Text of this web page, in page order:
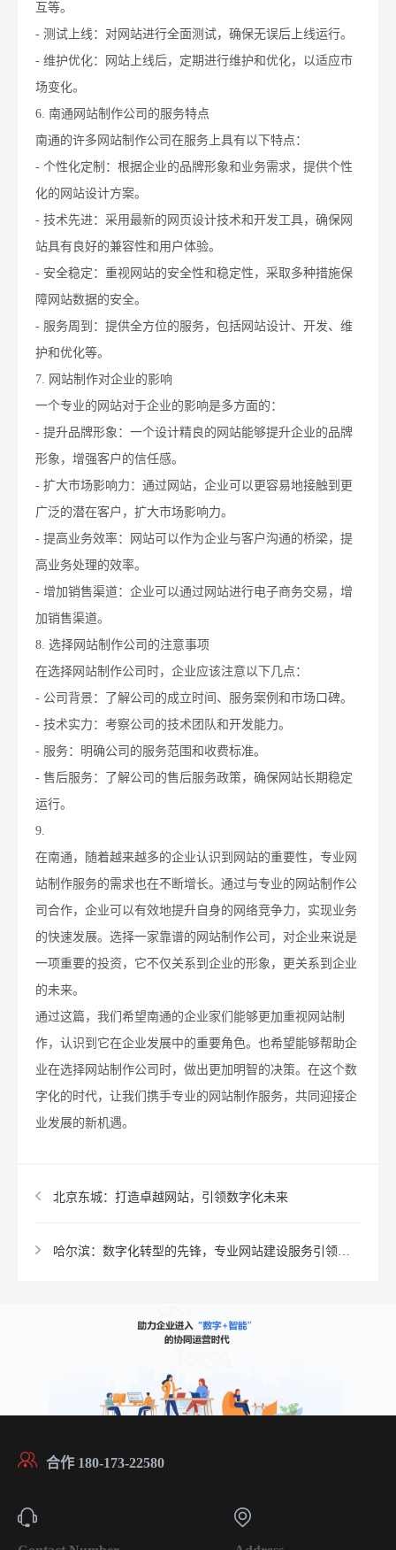
互等。
- 测试上线：对网站进行全面测试，确保无误后上线运行。
- 维护优化：网站上线后，定期进行维护和优化，以适应市
场变化。
6. 南通网站制作公司的服务特点
南通的许多网站制作公司在服务上具有以下特点：
- 个性化定制：根据企业的品牌形象和业务需求，提供个性
化的网站设计方案。
- 技术先进：采用最新的网页设计技术和开发工具，确保网
站具有良好的兼容性和用户体验。
- 安全稳定：重视网站的安全性和稳定性，采取多种措施保
障网站数据的安全。
- 服务周到：提供全方位的服务，包括网站设计、开发、维
护和优化等。
7. 网站制作对企业的影响
一个专业的网站对于企业的影响是多方面的：
- 提升品牌形象：一个设计精良的网站能够提升企业的品牌
形象，增强客户的信任感。
- 扩大市场影响力：通过网站，企业可以更容易地接触到更
广泛的潜在客户，扩大市场影响力。
- 提高业务效率：网站可以作为企业与客户沟通的桥梁，提
高业务处理的效率。
- 增加销售渠道：企业可以通过网站进行电子商务交易，增
加销售渠道。
8. 选择网站制作公司的注意事项
在选择网站制作公司时，企业应该注意以下几点：
- 公司背景：了解公司的成立时间、服务案例和市场口碑。
- 技术实力：考察公司的技术团队和开发能力。
- 服务：明确公司的服务范围和收费标准。
- 售后服务：了解公司的售后服务政策，确保网站长期稳定
运行。
9.
在南通，随着越来越多的企业认识到网站的重要性，专业网
站制作服务的需求也在不断增长。通过与专业的网站制作公
司合作，企业可以有效地提升自身的网络竞争力，实现业务
的快速发展。选择一家靠谱的网站制作公司，对企业来说是
一项重要的投资，它不仅关系到企业的形象，更关系到企业
的未来。
通过这篇，我们希望南通的企业家们能够更加重视网站制
作，认识到它在企业发展中的重要角色。也希望能够帮助企
业在选择网站制作公司时，做出更加明智的决策。在这个数
字化的时代，让我们携手专业的网站制作服务，共同迎接企
业发展的新机遇。
北京东城：打造卓越网站，引领数字化未来
哈尔滨：数字化转型的先锋，专业网站建设服务引领新潮流
合作 180-173-22580